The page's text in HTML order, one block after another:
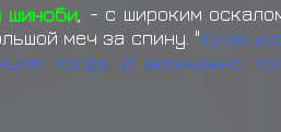
забирает Еда: Данго (*3)
шиноби , - с широким
меч за спину. "Если
тогда. И возможно